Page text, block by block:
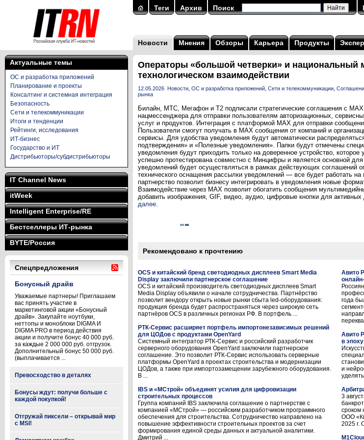
Теги Архив Поиск
Новости Мнения Обзоры Карьера Продукты
Актуальные темы
ОС и разработка приложений
Планирование и проекты
Консалтинг и системная интеграция
Безопасность
Сети и телекоммуникации
Итоги и тенденции
Рейтинги, исследования
ИТ-бизнес
Государство и ИТ
Дистрибьюторы/субдистрибьюторы
IT Channel News
itWeek
Intelligent Enterprise/RE
Бестселлеры ИТ-рынка
BYTE/Россия
Спецпредложения
Бонусный драйв
Уважаемые партнеры! Приглашаем
вас принять участие в
маркетинговой акции «Бонусный
драйв». Закупайте ноутбуки,
неттопы и моноблоки DIGMA И
DIGMA PRO в период действия
акции и получите бонус 40 000 руб.
за каждые 2 000 000 руб. отгрузок.
Дополнительный бонус 50 000 руб.
(выплачивается ...
Превосходство в деталях
Бонусы ждут: получи больше с
каждой покупкой!
Отгружай пиксели – открывай мир
с MSI!
Операторы «большой четверки» и национальный
технологическом взаимодействии
12.05.2026 Новости ОС и разработка приложений Сети и телекоммуникации
рынка
Билайн, МТС, Мегафон и Т2 подписали стратегические соглашения с
нацмессенджера для отправки пользователям авторизационных,
услуг и продуктов. Интеграция с платформой МАХ для отправки
Пользователи смогут получать в MAX сообщения от компаний и
сервисы. Для удобства уведомления будут автоматически
подтверждения» и «Полезные уведомления». Папки будут отмечены
уведомления будут приходить только на доверенное устройство,
успешно протестирована совместно с Минцифры и является основной
уведомлений будет осуществляться в рамках действующих соглашений
технического оснащения рассылки уведомлений — все будет работать на
партнерство позволит бизнесу интегрировать в уведомления новые
Взаимодействие через MAX позволит обогатить сообщения
добавить изображения, GIF, видео, аудио, цифровые кнопки для
далее.
Рекомендовано к прочтению
OCS и китайский бренд светодиодных дисплеев Smart Media
Display заключили партнерское соглашение
OCS и китайский производитель светодиодных дисплеев Smart
Media Display объявили о начале сотрудничества. Партнёрство
позволит вендору открыть новые рынки сбыта led-оборудования:
продукция бренда будет распространяться через широкую сеть
партнёров OCS в различных регионах РФ. В портфель ...
РТК-Сервис расширяет портфель импортонезависимых решений
для ЦОДов с продуктами OpenYard
Системный интегратор РТК-Сервис и российский разработчик
серверного оборудования OpenYard заключили партнерское
соглашение. Это позволит РТК-Сервис использовать серверные
платформы OpenYard в проектах строительства и модернизации
ЦОДов, а также при импортозамещении зарубежного оборудования.
В ...
IBS и «МСтрой» объединят усилия для цифровизации
строительных процессов
Группа компаний IBS заключила соглашение о партнерстве с
компанией «МСтрой» — российским разработчиком программного
обеспечения для строительства. Сотрудничество направлено на
повышение эффективности строительных проектов за счет
формирования единой среды данных и актуальной аналитики.
Дмитрий ...
Авито
года
Авито
в
и
3
сроком
ООО
2025 г.